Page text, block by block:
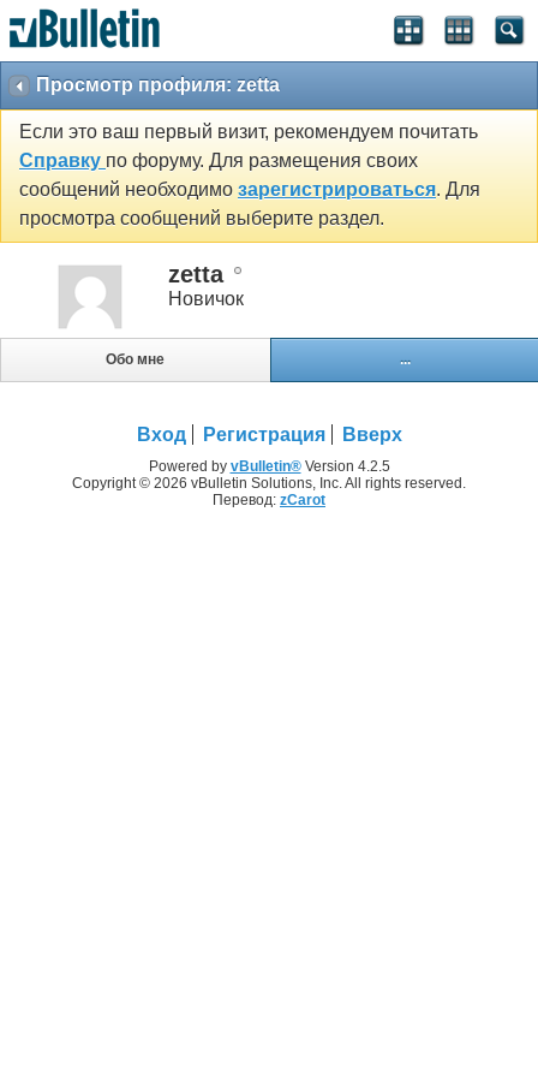
Просмотр профиля: zetta
Если это ваш первый визит, рекомендуем почитать
Справку по форуму. Для размещения своих
сообщений необходимо зарегистрироваться. Для
просмотра сообщений выберите раздел.
zetta
Новичок
Обо мне ...
Вход Регистрация Вверх
Powered by vBulletin®Version 4.2.5
Copyright © 2026 vBulletin Solutions, Inc. All rights reserved.
Перевод: zCarot